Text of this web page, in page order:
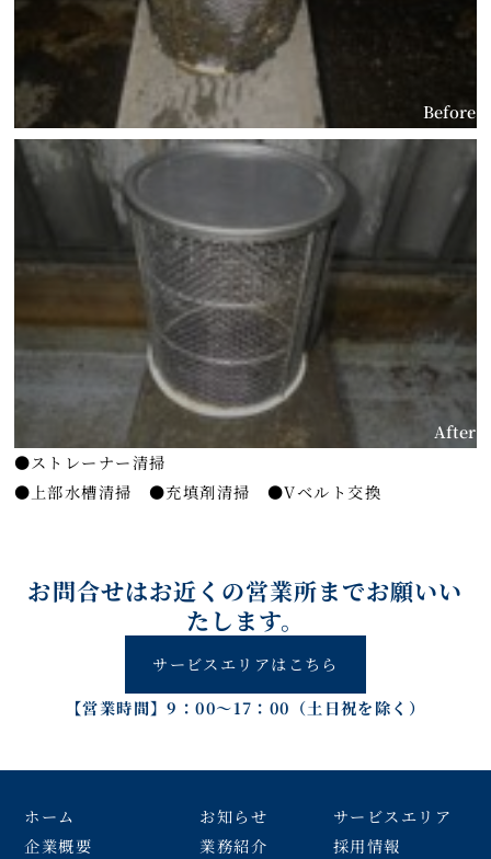
Before
After
●ストレーナー清掃
●上部水槽清掃 ●充填剤清掃 ●Vベルト交換
お問合せはお近くの営業所までお願いい
たします。
サービスエリアはこちら
【営業時間】9：00～17：00（土日祝を除く）
ホーム
企業概要
お知らせ
業務紹介
サービスエリア
採用情報